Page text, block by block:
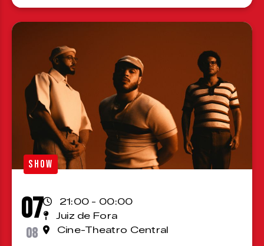
SHOW
07
08
21:00 - 00:00
Juiz de Fora
Cine-Theatro Central